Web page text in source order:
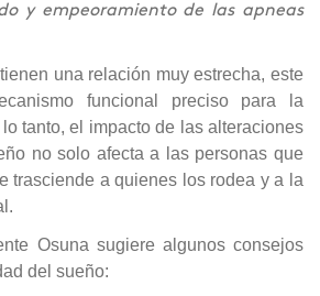
y empeoramiento de las apneas
una relación muy estrecha, este
funcional preciso para la
tanto, el impacto de las alteraciones
no solo afecta a las personas que
trasciende a quienes los rodea y a la
Osuna sugiere algunos consejos
del sueño: